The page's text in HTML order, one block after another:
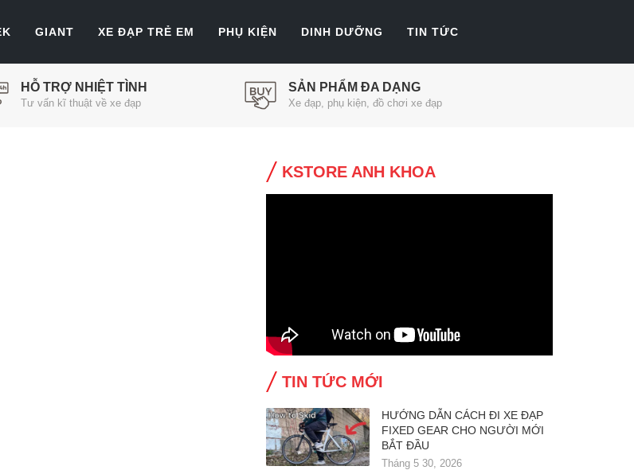
GIANT XE ĐẠP TRẺ EM PHỤ KIỆN DINH DƯỠNG TIN TỨC
HỖ TRỢ NHIỆT TÌNH
Tư vấn kĩ thuật về xe đạp
SẢN PHẨM ĐA DẠNG
Xe đạp, phụ kiện, đồ chơi xe đạp
KSTORE ANH KHOA
TIN TỨC MỚI
HƯỚNG DẪN CÁCH ĐI XE ĐẠP
FIXED GEAR CHO NGƯỜI MỚI
BẮT ĐẦU
Tháng 5 30, 2026